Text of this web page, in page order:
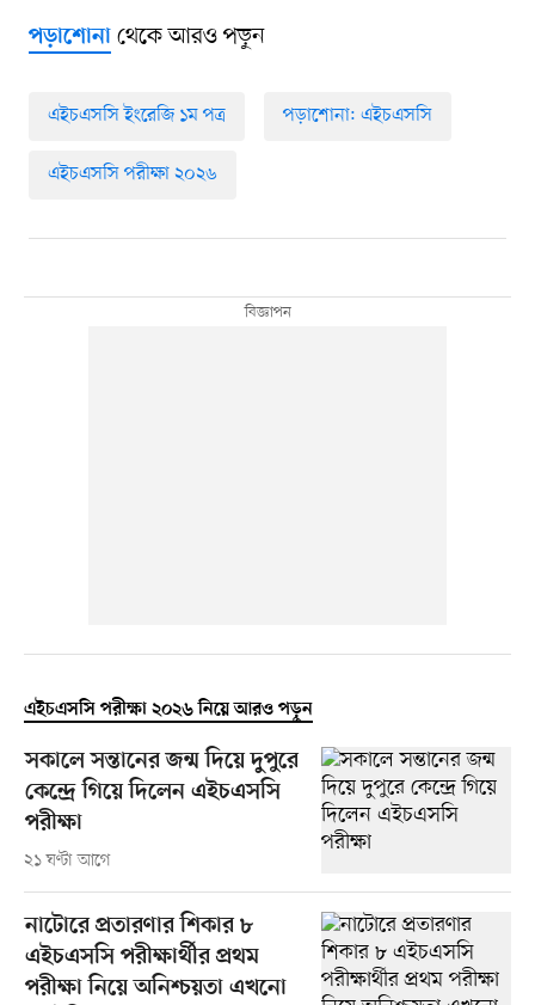
পড়াশোনাথেকে আরও পড়ুন
এইচএসসি ইংরেজি ১ম পত্র পড়াশোনা: এইচএসসি
এইচএসসি পরীক্ষা ২০২৬
এইচএসসি পরীক্ষা ২০২৬ নিয়ে আরও পড়ুন
সকালে সন্তানের জন্ম দিয়ে দুপুরে
কেন্দ্রে গিয়ে দিলেন এইচএসসি
পরীক্ষা
২১ ঘণ্টা আগে
নাটোরে প্রতারণার শিকার ৮
এইচএসসি পরীক্ষার্থীর প্রথম
পরীক্ষা নিয়ে অনিশ্চয়তা এখনো